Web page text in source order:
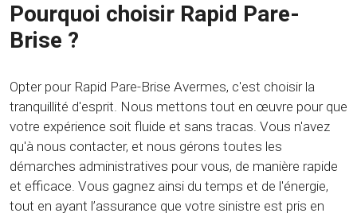
Pourquoi choisir Rapid Pare-
Brise ?
Opter pour Rapid Pare-Brise Avermes, c'est choisir la
tranquillité d'esprit. Nous mettons tout en œuvre pour que
votre expérience soit fluide et sans tracas. Vous n'avez
qu'à nous contacter, et nous gérons toutes les
démarches administratives pour vous, de manière rapide
et efficace. Vous gagnez ainsi du temps et de l'énergie,
tout en ayant l’assurance que votre sinistre est pris en